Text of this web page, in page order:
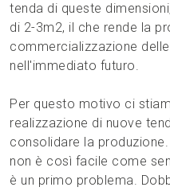
tenda di queste
di 2-3m2, il che rende la
commercializzazione
nell'immediato futuro.
Per questo motivo ci
realizzazione di nuove
consolidare la
non è così facile come
è un primo problema.